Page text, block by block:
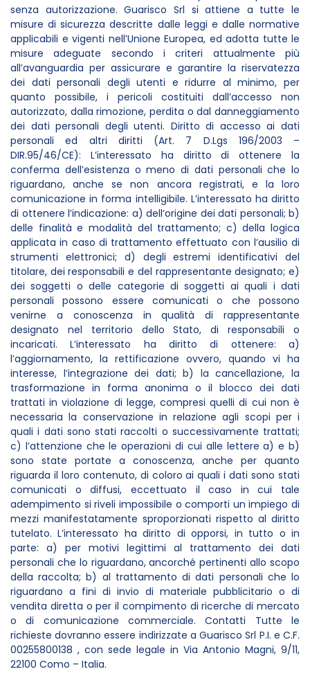
senza autorizzazione. Guarisco Srl si attiene a tutte le
misure di sicurezza descritte dalle leggi e dalle normative
applicabili e vigenti nell’Unione Europea, ed adotta tutte le
misure adeguate secondo i criteri attualmente più
all’avanguardia per assicurare e garantire la riservatezza
dei dati personali degli utenti e ridurre al minimo, per
quanto possibile, i pericoli costituiti dall’accesso non
autorizzato, dalla rimozione, perdita o dal danneggiamento
dei dati personali degli utenti. Diritto di accesso ai dati
personali ed altri diritti (Art. 7 D.Lgs 196/2003 –
DIR.95/46/CE): L’interessato ha diritto di ottenere la
conferma dell’esistenza o meno di dati personali che lo
riguardano, anche se non ancora registrati, e la loro
comunicazione in forma intelligibile. L’interessato ha diritto
di ottenere l’indicazione: a) dell’origine dei dati personali; b)
delle finalità e modalità del trattamento; c) della logica
applicata in caso di trattamento effettuato con l’ausilio di
strumenti elettronici; d) degli estremi identificativi del
titolare, dei responsabili e del rappresentante designato; e)
dei soggetti o delle categorie di soggetti ai quali i dati
personali possono essere comunicati o che possono
venirne a conoscenza in qualità di rappresentante
designato nel territorio dello Stato, di responsabili o
incaricati. L’interessato ha diritto di ottenere: a)
l’aggiornamento, la rettificazione ovvero, quando vi ha
interesse, l’integrazione dei dati; b) la cancellazione, la
trasformazione in forma anonima o il blocco dei dati
trattati in violazione di legge, compresi quelli di cui non è
necessaria la conservazione in relazione agli scopi per i
quali i dati sono stati raccolti o successivamente trattati;
c) l’attenzione che le operazioni di cui alle lettere a) e b)
sono state portate a conoscenza, anche per quanto
riguarda il loro contenuto, di coloro ai quali i dati sono stati
comunicati o diffusi, eccettuato il caso in cui tale
adempimento si riveli impossibile o comporti un impiego di
mezzi manifestatamente sproporzionati rispetto al diritto
tutelato. L’interessato ha diritto di opporsi, in tutto o in
parte: a) per motivi legittimi al trattamento dei dati
personali che lo riguardano, ancorché pertinenti allo scopo
della raccolta; b) al trattamento di dati personali che lo
riguardano a fini di invio di materiale pubblicitario o di
vendita diretta o per il compimento di ricerche di mercato
o di comunicazione commerciale. Contatti Tutte le
richieste dovranno essere indirizzate a Guarisco Srl P.I. e C.F.
00255800138 , con sede legale in Via Antonio Magni, 9/11,
22100 Como – Italia.